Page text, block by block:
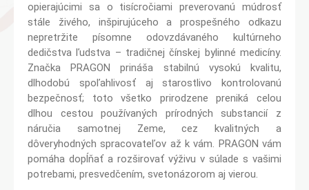
opierajúcimi sa o tisícročiami preverovanú múdrosť
stále živého, inšpirujúceho a prospešného odkazu
nepretržite písomne odovzdávaného kultúrneho
dedičstva ľudstva – tradičnej čínskej bylinné medicíny.
Značka PRAGON prináša stabilnú vysokú kvalitu,
dlhodobú spoľahlivosť aj starostlivo kontrolovanú
bezpečnosť; toto všetko prirodzene preniká celou
dlhou cestou používaných prírodných substancií z
náručia samotnej Zeme, cez kvalitných a
dôveryhodných spracovateľov až k vám. PRAGON vám
pomáha dopĺňať a rozširovať výživu v súlade s vašimi
potrebami, presvedčením, svetonázorom aj vierou.